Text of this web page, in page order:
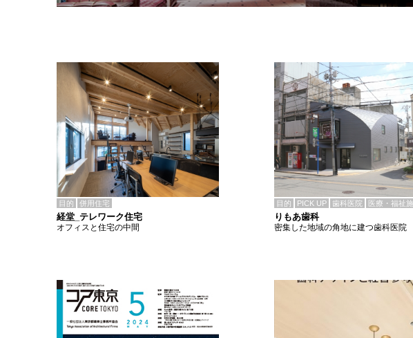
目的 併用住宅
経堂_テレワーク住宅
オフィスと住宅の中間
目的 PICK UP 歯科医院 医療・福祉
りもあ歯科
密集した地域の角地に建つ歯科医院